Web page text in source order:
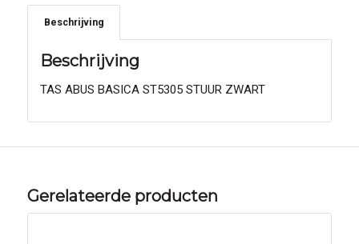
Beschrijving
Beschrijving
TAS ABUS BASICA ST5305 STUUR ZWART
Gerelateerde producten